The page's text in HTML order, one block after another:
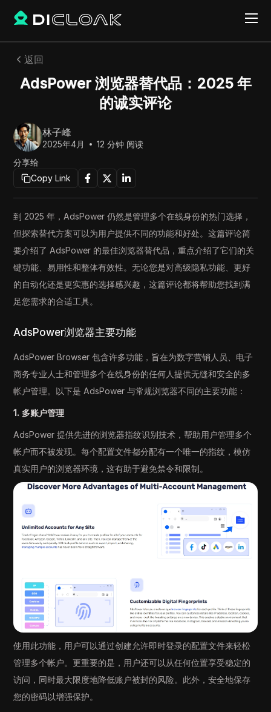
返回
AdsPower 浏览器替代品：2025 年
的诚实评论
林子峰
2025年4月 12 分钟 阅读
分享给
Copy Link
到 2025 年，AdsPower 仍然是管理多个在线身份的热门选择，
但探索替代方案可以为用户提供不同的功能和好处。这篇评论简
要介绍了 AdsPower 的最佳浏览器替代品，重点介绍了它们的关
键功能、易用性和整体有效性。无论您是对高级隐私功能、更好
的自动化还是更实惠的选择感兴趣，这篇评论都将帮助您找到满
足您需求的合适工具。
AdsPower浏览器主要功能
AdsPower Browser 包含许多功能，旨在为数字营销人员、电子
商务专业人士和管理多个在线身份的任何人提供无缝和安全的多
帐户管理。以下是 AdsPower 与常规浏览器不同的主要功能：
1. 多账户管理
AdsPower 提供先进的浏览器指纹识别技术，帮助用户管理多个
帐户而不被发现。每个配置文件都分配有一个唯一的指纹，模仿
真实用户的浏览器环境，这有助于避免禁令和限制。
使用此功能，用户可以通过创建允许即时登录的配置文件来轻松
管理多个帐户。更重要的是，用户还可以从任何位置享受稳定的
访问，同时最大限度地降低账户被封的风险。此外，安全地保存
您的密码以增强保护。